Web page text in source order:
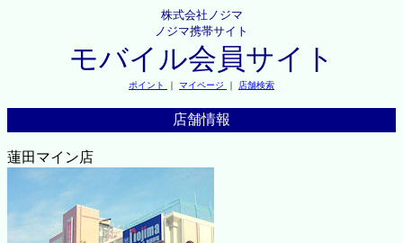
株式会社ノジマ
ノジマ携帯サイト
モバイル会員サイト
ポイント ｜ マイページ ｜ 店舗検索
店舗情報
蓮田マイン店